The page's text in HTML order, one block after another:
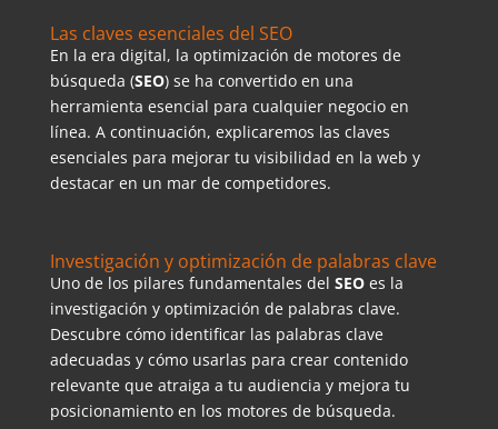
Las claves esenciales del SEO
En la era digital, la optimización de motores de
búsqueda (SEO) se ha convertido en una
herramienta esencial para cualquier negocio en
línea. A continuación, explicaremos las claves
esenciales para mejorar tu visibilidad en la web y
destacar en un mar de competidores.
Investigación y optimización de palabras clave
Uno de los pilares fundamentales del SEOes la
investigación y optimización de palabras clave.
Descubre cómo identificar las palabras clave
adecuadas y cómo usarlas para crear contenido
relevante que atraiga a tu audiencia y mejora tu
posicionamiento en los motores de búsqueda.